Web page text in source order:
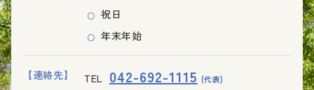
祝日
年末年始
【連絡先】 TEL 042-692-1115 (代表)